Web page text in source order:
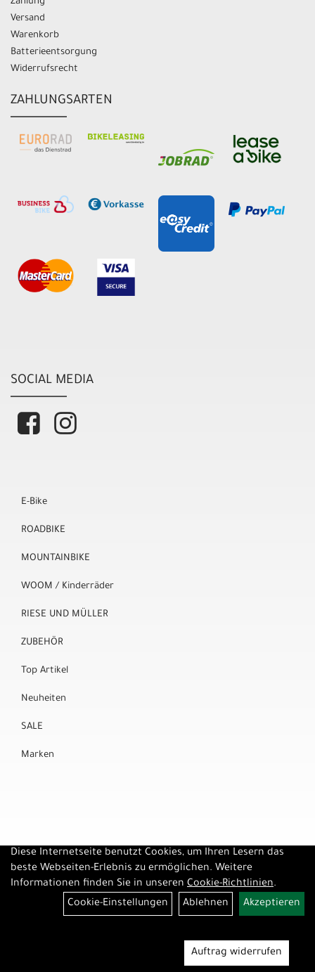
Versand
Warenkorb
Batterieentsorgung
Widerrufsrecht
ZAHLUNGSARTEN
SOCIAL MEDIA
E-Bike
ROADBIKE
MOUNTAINBIKE
WOOM / Kinderräder
RIESE UND MÜLLER
ZUBEHÖR
Top Artikel
Neuheiten
SALE
Marken
Diese Internetseite benutzt Cookies, um Ihren Lesern das
beste Webseiten-Erlebnis zu ermöglichen. Weitere
Informationen finden Sie in unseren Cookie-Richtlinien.
Cookie-Einstellungen
Ablehnen Akzeptieren
Auftrag widerrufen